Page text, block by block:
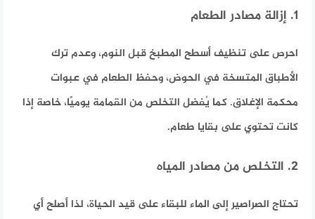
1. إزالة مصادر الطعام
احرص على تنظيف أسطح المطبخ قبل النوم، وعدم ترك
الأطباق المتسخة في الحوض، وحفظ الطعام في عبوات
محكمة الإغلاق. كما يُفضل التخلص من القمامة يوميًا، خاصة إذا
كانت تحتوي على بقايا طعام.
2. التخلص من مصادر المياه
تحتاج الصراصير إلى الماء للبقاء على قيد الحياة، لذا أصلح أي